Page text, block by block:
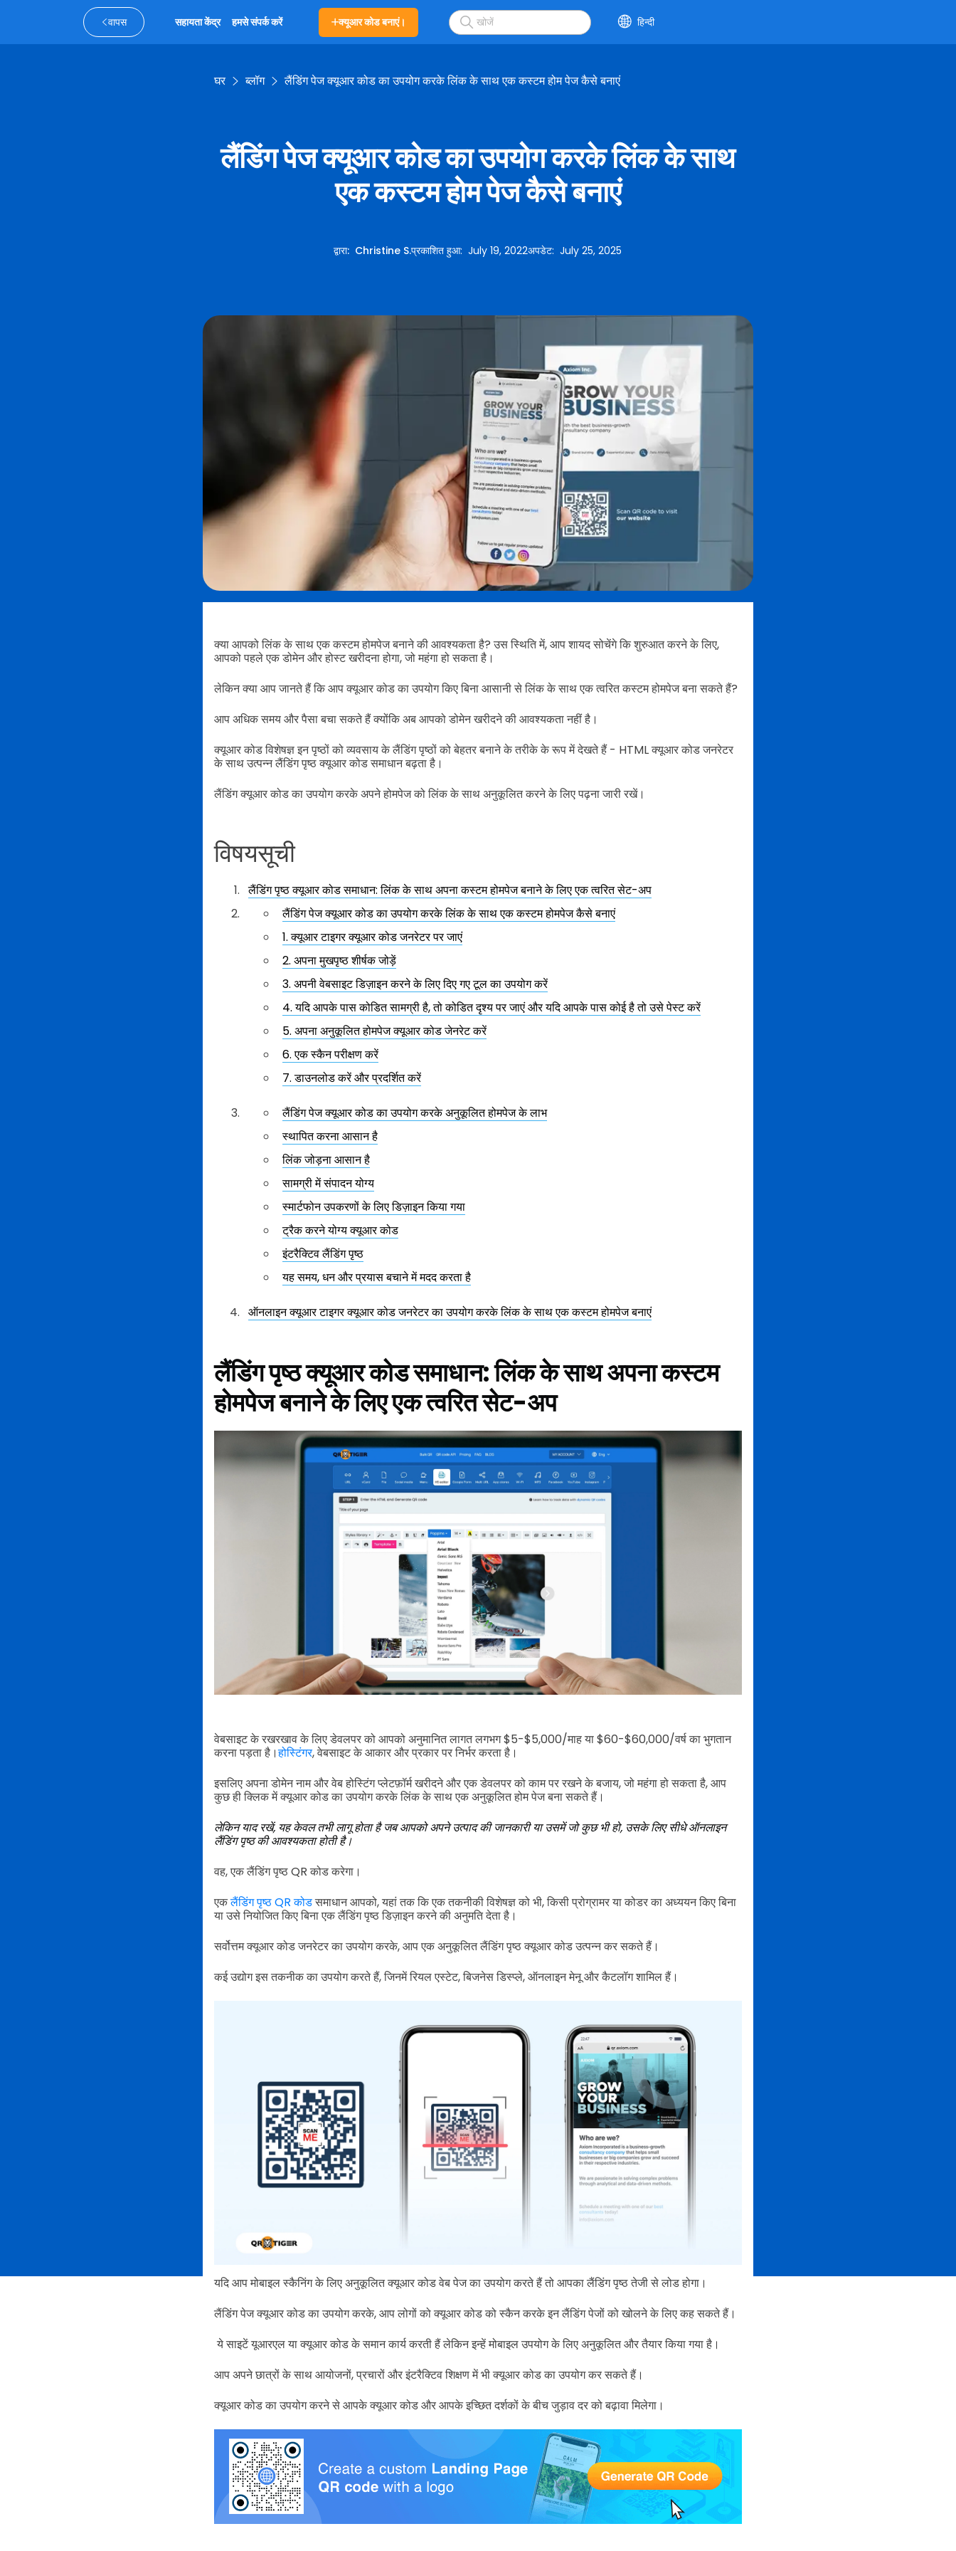
वापस सहायता केंद्र हमसे संपर्क करें क्यूआर कोड बनाएं। हिन्दी
घर ब्लॉग लैंडिंग पेज क्यूआर कोड का उपयोग करके लिंक के साथ एक कस्टम होम पेज कैसे बनाएं
लैंडिंग पेज क्यूआर कोड का उपयोग करके लिंक के साथ
एक कस्टम होम पेज कैसे बनाएं
द्वारा: Christine S.प्रकाशित हुआ:July 19, 2022अपडेट:July 25, 2025
क्या आपको लिंक के साथ एक कस्टम होमपेज बनाने की आवश्यकता है? उस स्थिति में, आप शायद सोचेंगे कि शुरुआत करने के लिए,
आपको पहले एक डोमेन और होस्ट खरीदना होगा, जो महंगा हो सकता है।
लेकिन क्या आप जानते हैं कि आप क्यूआर कोड का उपयोग किए बिना आसानी से लिंक के साथ एक त्वरित कस्टम होमपेज बना सकते हैं?
आप अधिक समय और पैसा बचा सकते हैं क्योंकि अब आपको डोमेन खरीदने की आवश्यकता नहीं है।
क्यूआर कोड विशेषज्ञ इन पृष्ठों को व्यवसाय के लैंडिंग पृष्ठों को बेहतर बनाने के तरीके के रूप में देखते हैं - HTML क्यूआर कोड जनरेटर
के साथ उत्पन्न लैंडिंग पृष्ठ क्यूआर कोड समाधान बढ़ता है।
लैंडिंग क्यूआर कोड का उपयोग करके अपने होमपेज को लिंक के साथ अनुकूलित करने के लिए पढ़ना जारी रखें।
विषयसूची
लैंडिंग पृष्ठ क्यूआर कोड समाधान: लिंक के साथ अपना कस्टम होमपेज बनाने के लिए एक त्वरित सेट-अप
लैंडिंग पेज क्यूआर कोड का उपयोग करके लिंक के साथ एक कस्टम होमपेज कैसे बनाएं
1. क्यूआर टाइगर क्यूआर कोड जनरेटर पर जाएं
2. अपना मुखपृष्ठ शीर्षक जोड़ें
3. अपनी वेबसाइट डिज़ाइन करने के लिए दिए गए टूल का उपयोग करें
4. यदि आपके पास कोडित सामग्री है, तो कोडित दृश्य पर जाएं और यदि आपके पास कोई है तो उसे पेस्ट करें
5. अपना अनुकूलित होमपेज क्यूआर कोड जेनरेट करें
6. एक स्कैन परीक्षण करें
7. डाउनलोड करें और प्रदर्शित करें
लैंडिंग पेज क्यूआर कोड का उपयोग करके अनुकूलित होमपेज के लाभ
स्थापित करना आसान है
लिंक जोड़ना आसान है
सामग्री में संपादन योग्य
स्मार्टफोन उपकरणों के लिए डिज़ाइन किया गया
ट्रैक करने योग्य क्यूआर कोड
इंटरैक्टिव लैंडिंग पृष्ठ
यह समय, धन और प्रयास बचाने में मदद करता है
ऑनलाइन क्यूआर टाइगर क्यूआर कोड जनरेटर का उपयोग करके लिंक के साथ एक कस्टम होमपेज बनाएं
लैंडिंग पृष्ठ क्यूआर कोड समाधान: लिंक के साथ अपना कस्टम
होमपेज बनाने के लिए एक त्वरित सेट-अप
वेबसाइट के रखरखाव के लिए डेवलपर को आपको अनुमानित लागत लगभग $5-$5,000/माह या $60-$60,000/वर्ष का भुगतान
करना पड़ता है।होस्टिंगर, वेबसाइट के आकार और प्रकार पर निर्भर करता है।
इसलिए अपना डोमेन नाम और वेब होस्टिंग प्लेटफ़ॉर्म खरीदने और एक डेवलपर को काम पर रखने के बजाय, जो महंगा हो सकता है, आप
कुछ ही क्लिक में क्यूआर कोड का उपयोग करके लिंक के साथ एक अनुकूलित होम पेज बना सकते हैं।
लेकिन याद रखें, यह केवल तभी लागू होता है जब आपको अपने उत्पाद की जानकारी या उसमें जो कुछ भी हो, उसके लिए सीधे ऑनलाइन
लैंडिंग पृष्ठ की आवश्यकता होती है।
वह, एक लैंडिंग पृष्ठ QR कोड करेगा।
एकलैंडिंग पृष्ठ QR कोडसमाधान आपको, यहां तक कि एक तकनीकी विशेषज्ञ को भी, किसी प्रोग्रामर या कोडर का अध्ययन किए बिना
या उसे नियोजित किए बिना एक लैंडिंग पृष्ठ डिज़ाइन करने की अनुमति देता है।
सर्वोत्तम क्यूआर कोड जनरेटर का उपयोग करके, आप एक अनुकूलित लैंडिंग पृष्ठ क्यूआर कोड उत्पन्न कर सकते हैं।
कई उद्योग इस तकनीक का उपयोग करते हैं, जिनमें रियल एस्टेट, बिजनेस डिस्प्ले, ऑनलाइन मेनू और कैटलॉग शामिल हैं।
यदि आप मोबाइल स्कैनिंग के लिए अनुकूलित क्यूआर कोड वेब पेज का उपयोग करते हैं तो आपका लैंडिंग पृष्ठ तेजी से लोड होगा।
लैंडिंग पेज क्यूआर कोड का उपयोग करके, आप लोगों को क्यूआर कोड को स्कैन करके इन लैंडिंग पेजों को खोलने के लिए कह सकते हैं।
ये साइटें यूआरएल या क्यूआर कोड के समान कार्य करती हैं लेकिन इन्हें मोबाइल उपयोग के लिए अनुकूलित और तैयार किया गया है।
आप अपने छात्रों के साथ आयोजनों, प्रचारों और इंटरैक्टिव शिक्षण में भी क्यूआर कोड का उपयोग कर सकते हैं।
क्यूआर कोड का उपयोग करने से आपके क्यूआर कोड और आपके इच्छित दर्शकों के बीच जुड़ाव दर को बढ़ावा मिलेगा।